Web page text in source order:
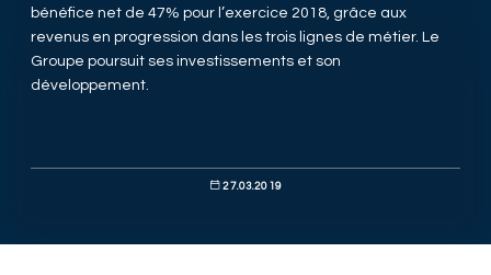
ART CONTEMPORAIN
bénéfice net de 47% pour l’exercice 2018, grâce aux
revenus en progression dans les trois lignes de métier. Le
Groupe poursuit ses investissements et son
développement.
27.03.2019